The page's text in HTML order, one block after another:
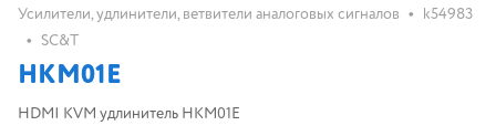
Усилители, удлинители, ветвители аналоговых сигналов • k54983
• SC&T
HKM01E
HDMI KVM удлинитель HKM01E